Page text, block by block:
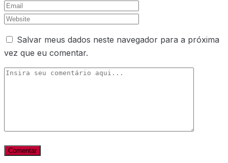
Salvar meus dados neste navegador para a próxima
vez que eu comentar.